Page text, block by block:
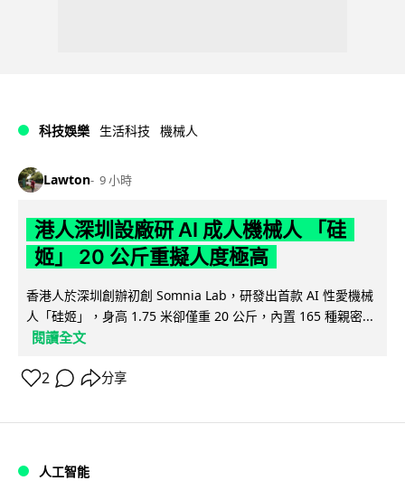
科技娛樂 生活科技 機械人
Lawton 9 小時
港人深圳設廠研 AI 成人機械人 「硅
姬」 20 公斤重擬人度極高
香港人於深圳創辦初創 Somnia Lab，研發出首款 AI 性愛機械
人「硅姬」，身高 1.75 米卻僅重 20 公斤，內置 165 種親密...
閱讀全文
2 分享
人工智能